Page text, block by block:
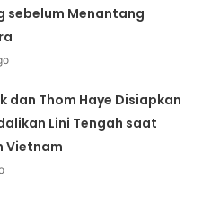
sebelum Menantang
dan Thom Haye Disiapkan
Lini Tengah saat
Vietnam